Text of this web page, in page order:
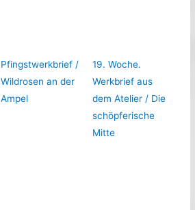
Pfingstwerkbrief /
Wildrosen an der
Ampel
19. Woche.
Werkbrief aus
dem Atelier / Die
schöpferische
Mitte